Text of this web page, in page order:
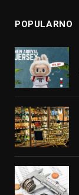
POPULARNO